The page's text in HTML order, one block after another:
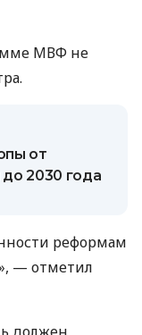
МВФ не
от
2030 года
реформам
— отметил